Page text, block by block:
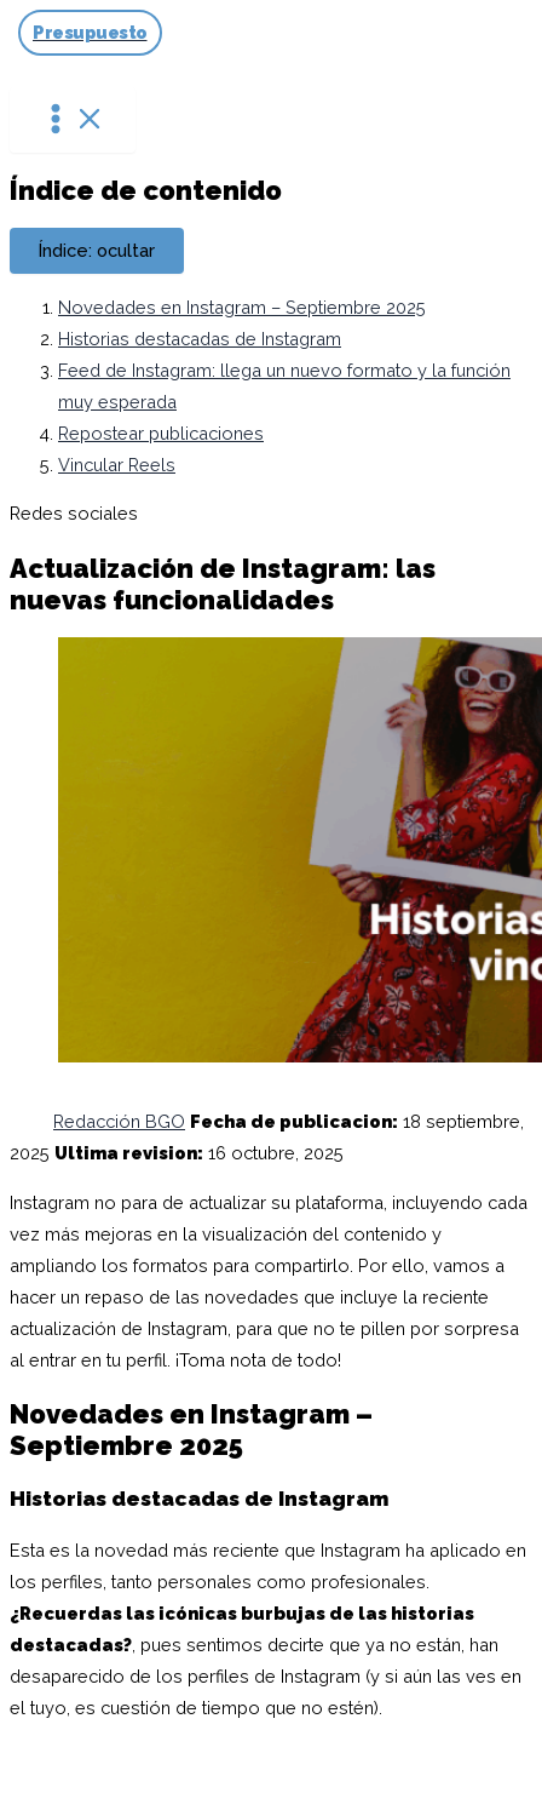
Presupuesto
Índice de contenido
Índice: ocultar
Novedades en Instagram – Septiembre 2025
Historias destacadas de Instagram
Feed de Instagram: llega un nuevo formato y la función
muy esperada
Repostear publicaciones
Vincular Reels
Redes sociales
Actualización de Instagram: las
nuevas funcionalidades
Redacción BGO Fecha de publicacion: 18 septiembre,
2025 Ultima revision: 16 octubre, 2025
Instagram no para de actualizar su plataforma, incluyendo cada
vez más mejoras en la visualización del contenido y
ampliando los formatos para compartirlo. Por ello, vamos a
hacer un repaso de las novedades que incluye la reciente
actualización de Instagram, para que no te pillen por sorpresa
al entrar en tu perfil. ¡Toma nota de todo!
Novedades en Instagram –
Septiembre 2025
Historias destacadas de Instagram
Esta es la novedad más reciente que Instagram ha aplicado en
los perfiles, tanto personales como profesionales.
¿Recuerdas las icónicas burbujas de las historias
destacadas? , pues sentimos decirte que ya no están, han
desaparecido de los perfiles de Instagram (y si aún las ves en
el tuyo, es cuestión de tiempo que no estén).